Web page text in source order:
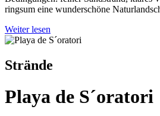
ringsum eine wunderschöne
Weiter lesen
Strände
Playa de S´oratori